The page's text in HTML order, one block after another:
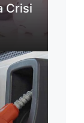
Crisi